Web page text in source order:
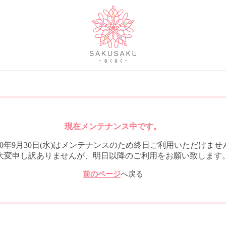
現在メンテナンス中です。
年9月30日(水)はメンテナンスのため終日ご利用いただけませ
変申し訳ありませんが、明日以降のご利用をお願い致します
前のページへ戻る